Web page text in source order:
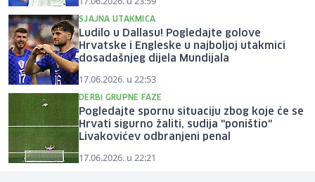
SJAJNA UTAKMICA
Ludilo u Dallasu! Pogledajte golove
Hrvatske i Engleske u najboljoj utakmici
dosadašnjeg dijela Mundijala
17.06.2026. u 22:53
DERBI GRUPNE FAZE
Pogledajte spornu situaciju zbog koje će se
Hrvati sigurno žaliti, sudija "poništio"
Livakovićev odbranjeni penal
17.06.2026. u 22:21